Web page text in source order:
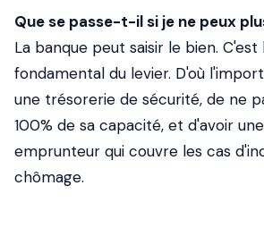
Que se passe-t-il si je ne peux
La banque peut saisir le bien. C'est
fondamental du levier. D'où
une trésorerie de sécurité, de ne
100% de sa capacité, et d'avoir
emprunteur qui couvre les cas
chômage.